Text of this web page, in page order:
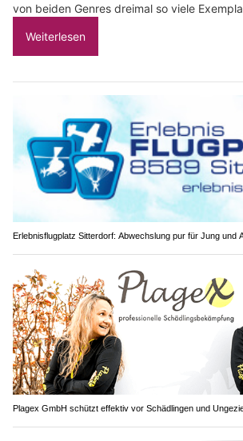
von beiden Genres dreimal so viele
Weiterlesen
Erlebnisflugplatz Sitterdorf: Abwechslung pur für Jung und
Plagex GmbH schützt effektiv vor Schädlingen und